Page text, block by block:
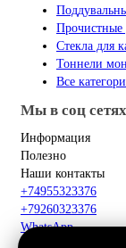
Прочистные
Стекла для
Тоннели
Все
Мы в соц сетях
Информация
Полезно
Наши контакты
+74955323376
+79260323376
WhatsApp